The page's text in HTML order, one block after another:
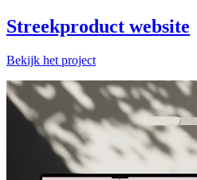
Streekproduct website
Bekijk het project